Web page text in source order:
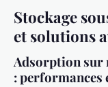
Stockage
et solutions
Adsorption sur
: performances